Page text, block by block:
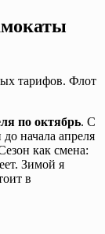
тарифов. Флот
по октябрь. С
начала апреля
как смена:
Зимой я
в